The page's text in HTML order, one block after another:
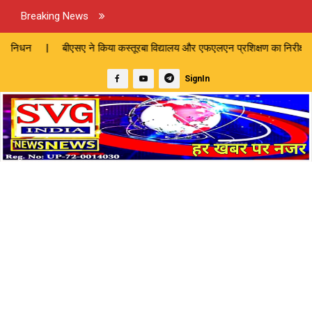
Breaking News
कस्तूरबा विद्यालय और एफएलएन प्रशिक्षण का निरीक्षण | छेड़खानी के
SignIn